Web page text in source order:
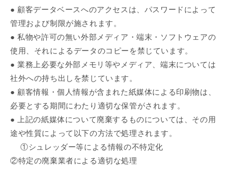
● 顧客データベースへのアクセスは、パスワードによって
管理および制限が施されます。
● 私物や許可の無い外部メディア・端末・ソフトウェアの
使用、それによるデータのコピーを禁じています。
● 業務上必要な外部メモリ等やメディア、端末については
社外への持ち出しを禁じています。
● 顧客情報・個人情報が含まれた紙媒体による印刷物は、
必要とする期間にわたり適切な保管がされます。
● 上記の紙媒体について廃棄するものについては、その用
途や性質によって以下の方法で処理されます。
①シュレッダー等による情報の不特定化
②特定の廃棄業者による適切な処理